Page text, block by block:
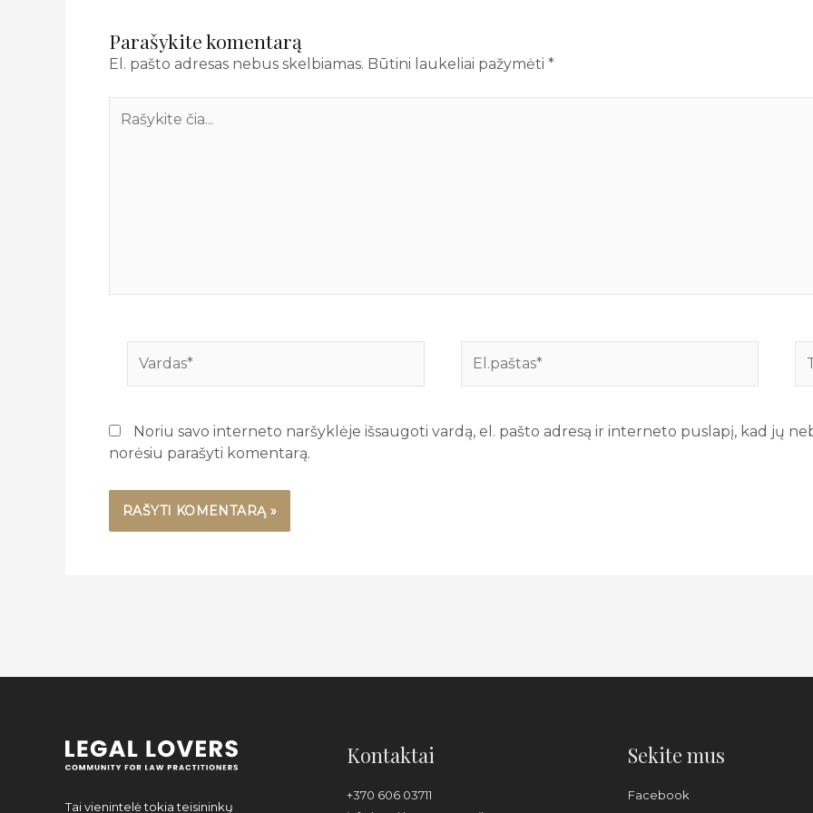
Parašykite komentarą
El. pašto adresas nebus skelbiamas. Būtini laukeliai pažymėti *
čia...
Noriu savo interneto naršyklėje išsaugoti vardą, el. pašto adresą ir interneto puslapį, kad jų
norėsiu parašyti komentarą.
Tai vienintelė tokia teisininkų
Kontaktai
+370 606 03711
Sekite mus
Facebook